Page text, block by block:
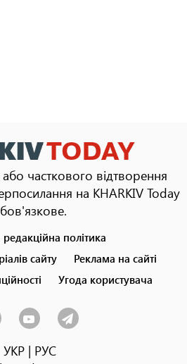
часткового відтворення
на KHARKIV Today
політика
сайту
Реклама на сайті
Угода користувача
УКР| РУС